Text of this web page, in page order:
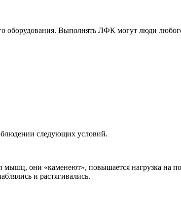
оборудования. Выполнять ЛФК могут люди
следующих условий.
они «каменеют», повышается нагрузка на
и растягивались.